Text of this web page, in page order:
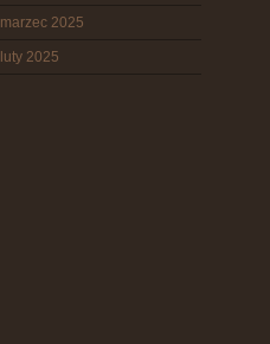
marzec 2025
luty 2025